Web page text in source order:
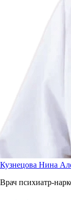
Кузнецова Нина
Врач психиатр-